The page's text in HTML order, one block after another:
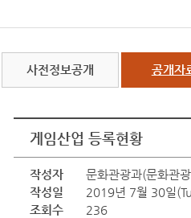
사전정보공개 공개자
게임산업 등록현황
작성자
문화관광과(문화관
작성일
2019년 7월 30일
조회수
236